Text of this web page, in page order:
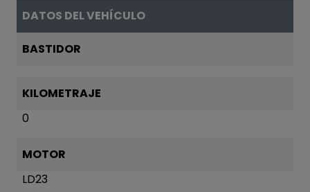
DATOS DEL VEHÍCULO
BASTIDOR
KILOMETRAJE
0
MOTOR
LD23